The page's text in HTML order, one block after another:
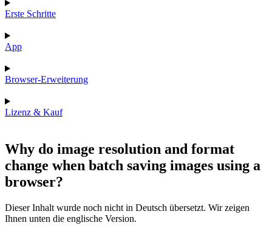
Erste Schritte
App
Browser-Erweiterung
Lizenz & Kauf
Why do image resolution and format
change when batch saving images using a
browser?
Dieser Inhalt wurde noch nicht in Deutsch übersetzt. Wir zeigen
Ihnen unten die englische Version.